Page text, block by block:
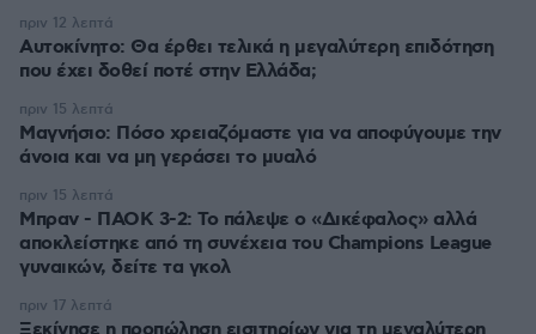
Αυτοκίνητο: Θα έρθει τελικά η μεγαλύτερη επιδότηση
που έχει δοθεί ποτέ στην Ελλάδα;
πριν 12 λεπτά
Μαγνήσιο: Πόσο χρειαζόμαστε για να αποφύγουμε την
άνοια και να μη γεράσει το μυαλό
πριν 15 λεπτά
Μπραν - ΠΑΟΚ 3-2: Το πάλεψε ο «Δικέφαλος» αλλά
αποκλείστηκε από τη συνέχεια του Champions League
γυναικών, δείτε τα γκολ
πριν 15 λεπτά
πριν 17 λεπτά